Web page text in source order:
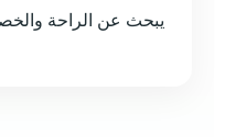
يبحث عن الراحة